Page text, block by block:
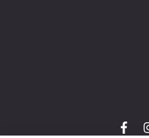
f